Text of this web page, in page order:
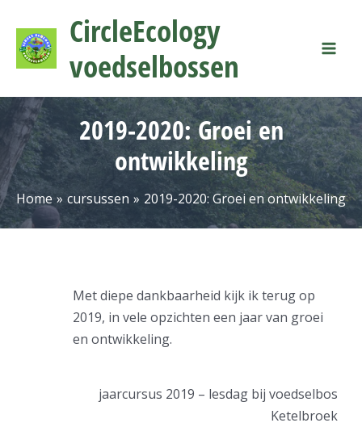
naar
CircleEcology
voedselbossen
2019-2020: Groei en
ontwikkeling
Home cursussen 2019-2020: Groei en ontwikkeling
Met diepe dankbaarheid kijk ik terug op
2019, in vele opzichten een jaar van groei
en ontwikkeling.
jaarcursus 2019 – lesdag bij voedselbos
Ketelbroek